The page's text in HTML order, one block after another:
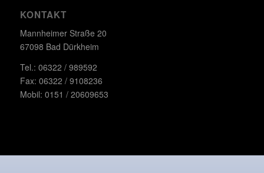
KONTAKT
Mannheimer Straße 20
67098 Bad Dürkheim
Tel.: 06322 / 989592
Fax: 06322 / 9108236
Mobil: 0151 / 20609653